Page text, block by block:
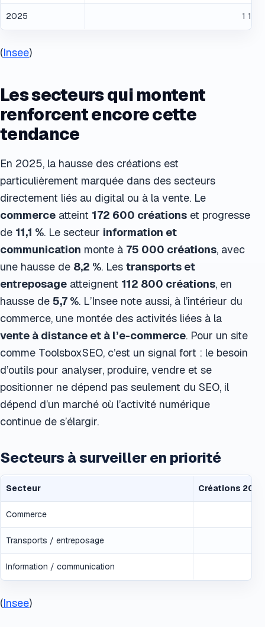
2025 1 165
(Insee)
Les secteurs qui montent
renforcent encore cette
tendance
En 2025, la hausse des créations est
particulièrement marquée dans des secteurs
directement liés au digital ou à la vente. Le
commerce atteint 172 600 créations et progresse
de 11,1 %. Le secteur information et
communication monte à 75 000 créations, avec
une hausse de 8,2 %. Les transports et
entreposage atteignent 112 800 créations, en
hausse de 5,7 %. L’Insee note aussi, à l’intérieur du
commerce, une montée des activités liées à la
vente à distance et à l’e-commerce. Pour un site
comme ToolsboxSEO, c’est un signal fort : le besoin
d’outils pour analyser, produire, vendre et se
positionner ne dépend pas seulement du SEO, il
dépend d’un marché où l’activité numérique
continue de s’élargir.
Secteurs à surveiller en priorité
Secteur Créations 2025
Commerce
Transports / entreposage
Information / communication
(Insee)